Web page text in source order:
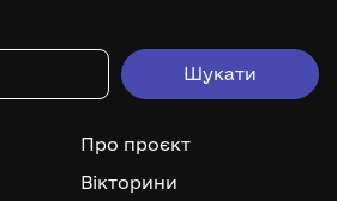
Про проєкт
Вікторини